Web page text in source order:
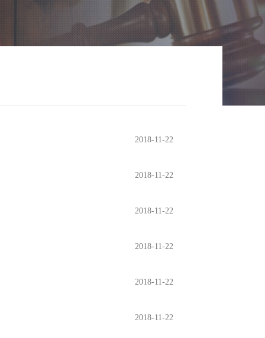
2018-11-22
2018-11-22
2018-11-22
2018-11-22
2018-11-22
2018-11-22